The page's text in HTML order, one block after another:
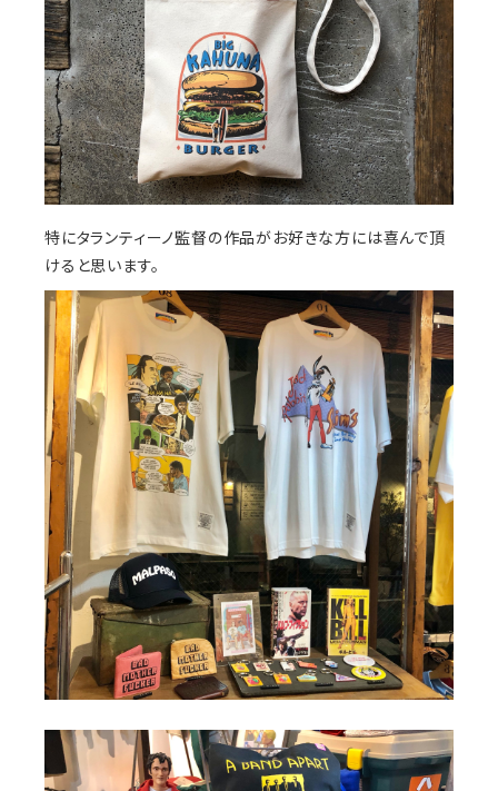
特にタランティーノ監督の作品がお好きな方には喜んで頂
けると思います。